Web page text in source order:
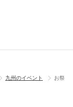
九州のイベント
お祭